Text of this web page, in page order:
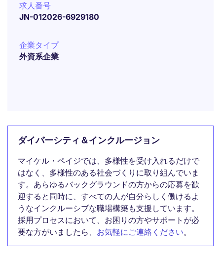
求人番号
JN-012026-6929180
企業タイプ
外資系企業
ダイバーシティ＆インクルージョン
マイケル・ペイジでは、多様性を受け入れるだけで
はなく、多様性のある社会づくりに取り組んでいま
す。あらゆるバックグラウンドの方からの応募を歓
迎すると同時に、すべての人が自分らしく働けるよ
うなインクルーシブな職場構築も支援しています。
採用プロセスにおいて、お困りの方やサポートが必
要な方がいましたら、 お気軽にご連絡ください。